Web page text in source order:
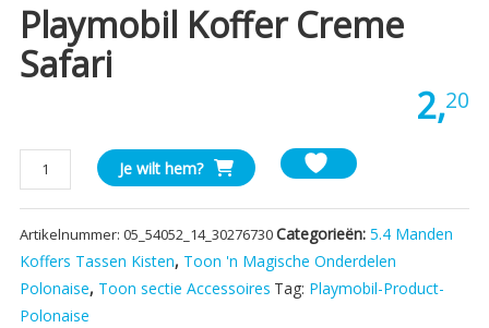
Playmobil Koffer Creme
Safari
2,20
Playmobil
Koffer
Creme
Safari
aantal
Je wilt hem?
Artikelnummer: 05_54052_14_30276730Categorieën: 5.4 Manden
Koffers Tassen Kisten, Toon 'n Magische Onderdelen
Polonaise, Toon sectie Accessoires Tag: Playmobil-Product-
Polonaise